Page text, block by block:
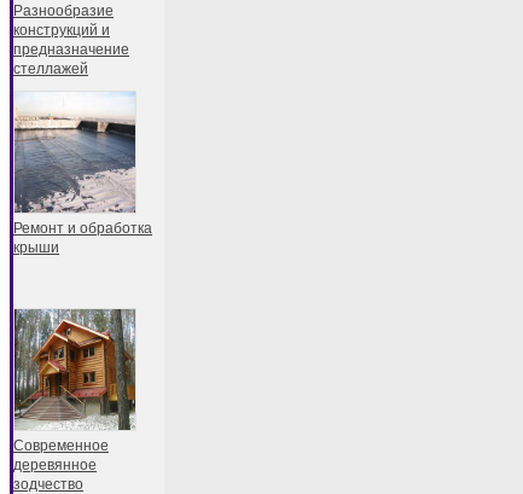
Разнообразие
конструкций и
предназначение
стеллажей
Ремонт и обработка
крыши
Современное
деревянное
зодчество